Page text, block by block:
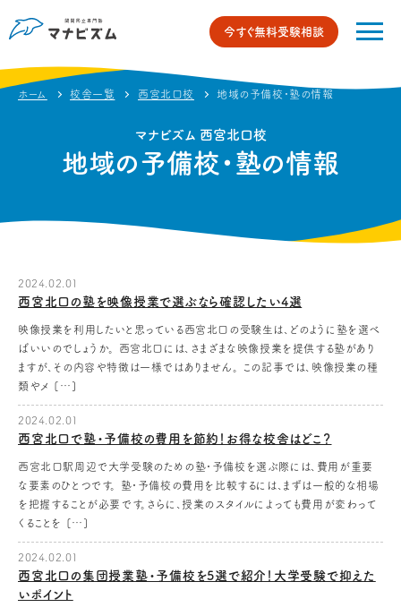
今すぐ無料受験相談
ホーム 校舎一覧 西宮北口校 地域の予備校・塾の情報
マナビズム 西宮北口校
地域の予備校・塾の情報
2024.02.01
西宮北口の塾を映像授業で選ぶなら確認したい4選
映像授業を利用したいと思っている西宮北口の受験生は、どのように塾を選べ
ばいいのでしょうか。 西宮北口には、さまざまな映像授業を提供する塾があり
ますが、その内容や特徴は一様ではありません。 この記事では、映像授業の種
類やメ […]
2024.02.01
西宮北口で塾・予備校の費用を節約！お得な校舎はどこ？
西宮北口駅周辺で大学受験のための塾・予備校を選ぶ際には、費用が重要
な要素のひとつです。 塾・予備校の費用を比較するには、まずは一般的な相場
を把握することが必要です。さらに、授業のスタイルによっても費用が変わって
くることを […]
2024.02.01
西宮北口の集団授業塾・予備校を5選で紹介！大学受験で抑えた
いポイント